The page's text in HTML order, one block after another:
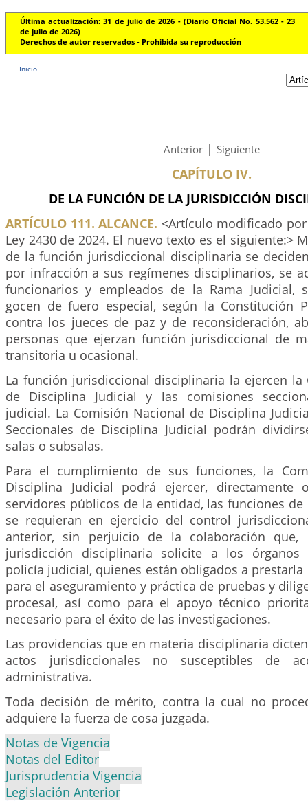
Última actualización: 31 de julio de 2026 - (Diario Oficial No. 53.562 - 23
de julio de 2026)
Derechos de autor reservados - Prohibida su reproducción
Inicio
Anterior | Siguiente
CAPÍTULO IV.
DE LA FUNCIÓN DE LA JURISDICCIÓN
ARTÍCULO 111. ALCANCE. <Artículo modificado
Ley 2430 de 2024. El nuevo texto es el siguiente:>
de la función jurisdiccional disciplinaria se
por infracción a sus regímenes disciplinarios, se
funcionarios y empleados de la Rama Judicial,
gocen de fuero especial, según la Constitución
contra los jueces de paz y de reconsideración,
personas que ejerzan función jurisdiccional de
transitoria u ocasional.
La función jurisdiccional disciplinaria la ejercen la
de Disciplina Judicial y las comisiones
judicial. La Comisión Nacional de Disciplina
Seccionales de Disciplina Judicial podrán
salas o subsalas.
Para el cumplimiento de sus funciones, la
Disciplina Judicial podrá ejercer,
servidores públicos de la entidad, las funciones
se requieran en ejercicio del control
anterior, sin perjuicio de la colaboración
jurisdicción disciplinaria solicite a los órganos
policía judicial, quienes están obligados a
para el aseguramiento y práctica de pruebas y
procesal, así como para el apoyo técnico
necesario para el éxito de las investigaciones.
Las providencias que en materia disciplinaria
actos jurisdiccionales no susceptibles de
administrativa.
Toda decisión de mérito, contra la cual no
adquiere la fuerza de cosa juzgada.
Notas de Vigencia
Notas del Editor
Jurisprudencia Vigencia
Legislación Anterior